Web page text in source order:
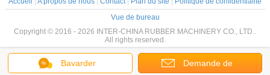
Bavarder Demande de
Vue de bureau
Copyright © 2016 - 2026 INTER-CHINA RUBBER MACHINERY CO., LTD..
All rights reserved.